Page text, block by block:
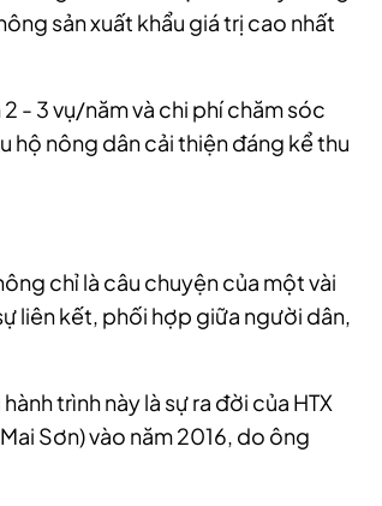
sản xuất khẩu giá trị cao nhất
- 3 vụ/năm và chi phí chăm sóc
hộ nông dân cải thiện đáng kể thu
chỉ là câu chuyện của một vài
liên kết, phối hợp giữa người dân,
trình này là sự ra đời của HTX
Sơn) vào năm 2016, do ông